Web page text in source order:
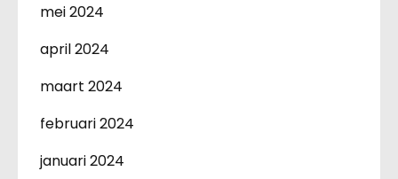
mei 2024
april 2024
maart 2024
februari 2024
januari 2024